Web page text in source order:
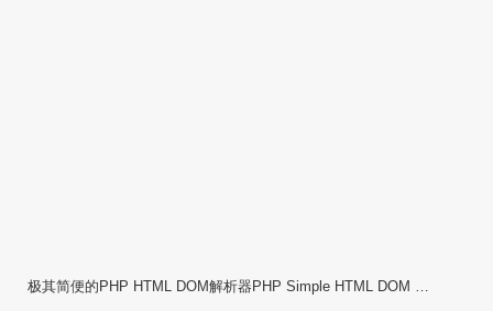
极其简便的PHP HTML DOM解析器PHP Simple HTML DOM …